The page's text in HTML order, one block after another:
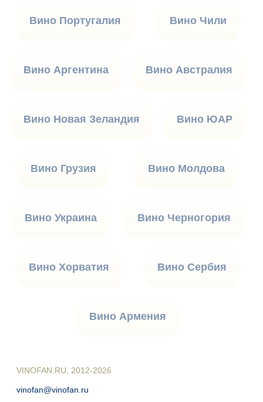
Вино Португалия Вино Чили
Вино Аргентина Вино Австралия
Вино Новая Зеландия Вино ЮАР
Вино Грузия Вино Молдова
Вино Украина Вино Черногория
Вино Хорватия Вино Сербия
Вино Армения
VINOFAN.RU, 2012-2026
vinofan@vinofan.ru